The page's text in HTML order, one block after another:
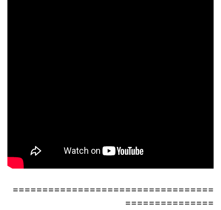
==================================
===============